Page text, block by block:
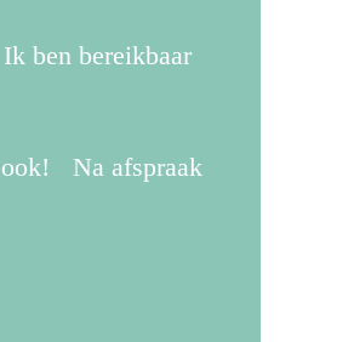
ben bereikbaar
Na afspraak